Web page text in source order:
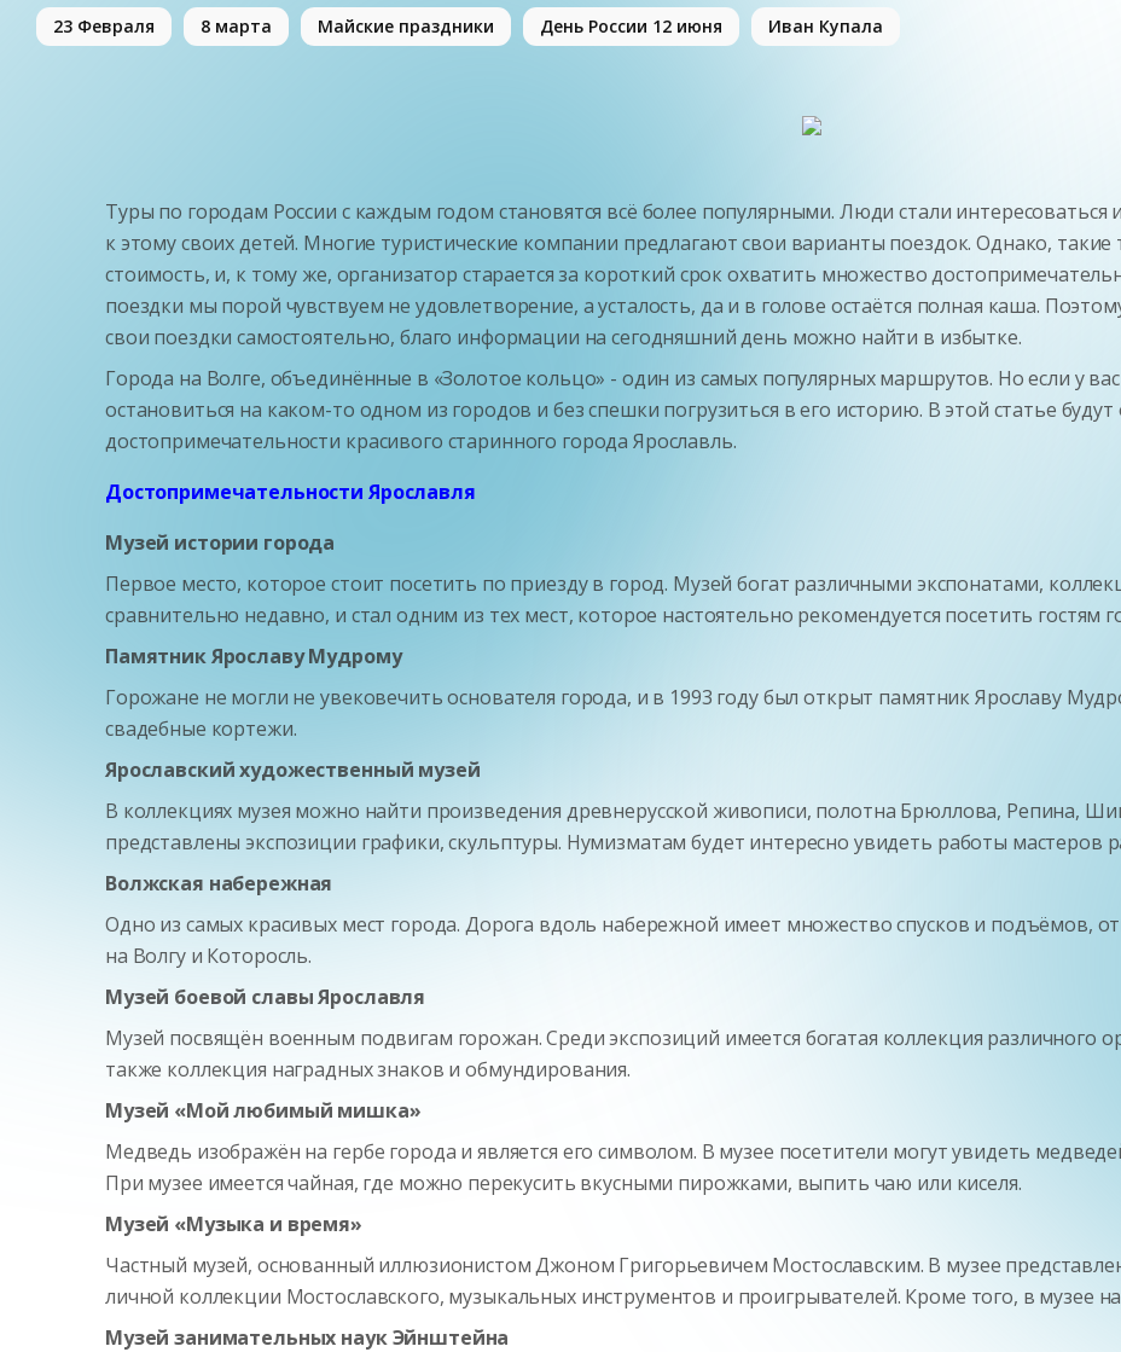
23 Февраля 8 марта Майские праздники День России 12 июня Иван Купала
Туры по городам России с каждым годом становятся всё более популярными. Люди стали
к этому своих детей. Многие туристические компании предлагают свои варианты поездок. Однако,
стоимость, и, к тому же, организатор старается за короткий срок охватить множество
поездки мы порой чувствуем не удовлетворение, а усталость, да и в голове остаётся полная каша.
свои поездки самостоятельно, благо информации на сегодняшний день можно найти в избытке.
Города на Волге, объединённые в «Золотое кольцо» - один из самых популярных маршрутов. Но если у
остановиться на каком-то одном из городов и без спешки погрузиться в его историю. В этой статье
достопримечательности красивого старинного города Ярославль.
Достопримечательности Ярославля
Музей истории города
Первое место, которое стоит посетить по приезду в город. Музей богат различными экспонатами,
сравнительно недавно, и стал одним из тех мест, которое настоятельно рекомендуется посетить гостям
Памятник Ярославу Мудрому
Горожане не могли не увековечить основателя города, и в 1993 году был открыт памятник Ярославу
свадебные кортежи.
Ярославский художественный музей
В коллекциях музея можно найти произведения древнерусской живописи, полотна Брюллова, Репина,
представлены экспозиции графики, скульптуры. Нумизматам будет интересно увидеть работы мастеров
Волжская набережная
Одно из самых красивых мест города. Дорога вдоль набережной имеет множество спусков и подъёмов,
на Волгу и Которосль.
Музей боевой славы Ярославля
Музей посвящён военным подвигам горожан. Среди экспозиций имеется богатая коллекция различного
также коллекция наградных знаков и обмундирования.
Музей «Мой любимый мишка»
Медведь изображён на гербе города и является его символом. В музее посетители могут увидеть
При музее имеется чайная, где можно перекусить вкусными пирожками, выпить чаю или киселя.
Музей «Музыка и время»
Частный музей, основанный иллюзионистом Джоном Григорьевичем Мостославским. В музее
личной коллекции Мостославского, музыкальных инструментов и проигрывателей. Кроме того, в музее
Музей занимательных наук Эйнштейна